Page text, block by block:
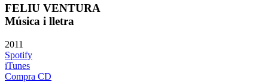
FELIU VENTURA
Música i lletra
2011
Spotify
iTunes
Compra CD